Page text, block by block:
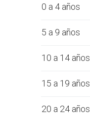
0 a 4 años
5 a 9 años
10 a 14 años
15 a 19 años
20 a 24 años